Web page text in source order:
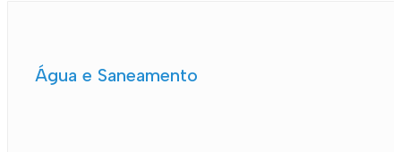
Água e Saneamento